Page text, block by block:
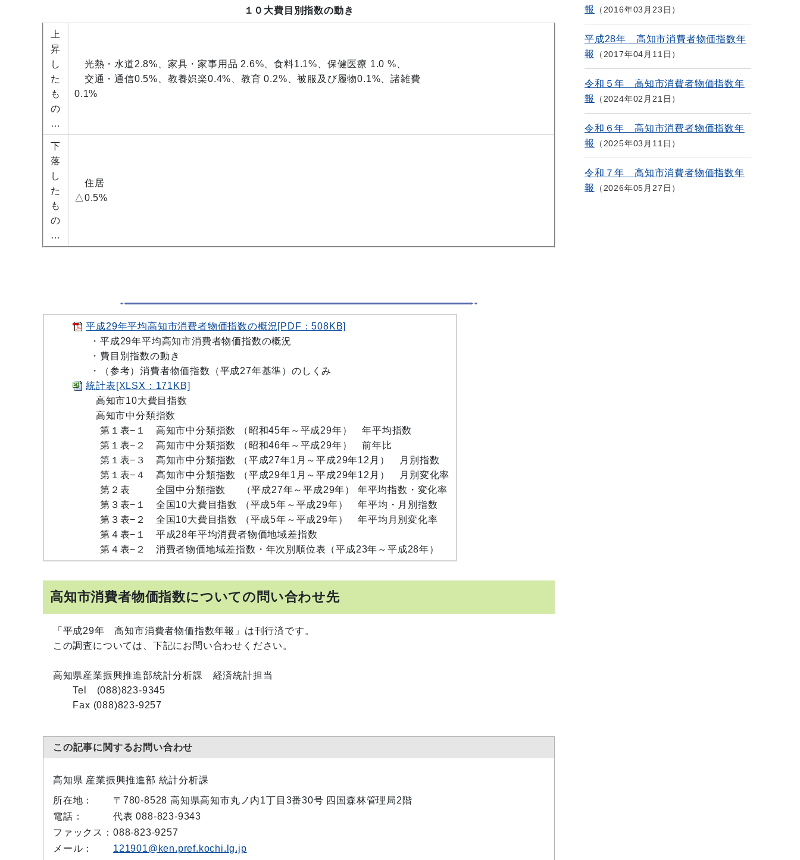
１０大費目別指数の動き
上
昇
し
た
も
の
…
光熱・水道2.8%、家具・家事用品 2.6%、食料1.1%、保健医療 1.0 %、
交通・通信0.5%、教養娯楽0.4%、教育 0.2%、被服及び履物0.1%、諸雑費
0.1%
下
落
し
た
も
の
…
住居
△0.5%
平成29年平均高知市消費者物価指数の概況[PDF：508KB]
・平成29年平均高知市消費者物価指数の概況
・費目別指数の動き
・（参考）消費者物価指数（平成27年基準）のしくみ
統計表[XLSX：171KB]
高知市10大費目指数
高知市中分類指数
第１表−１ 高知市中分類指数 （昭和45年～平成29年） 年平均指数
第１表−２ 高知市中分類指数 （昭和46年～平成29年） 前年比
第１表−３ 高知市中分類指数 （平成27年1月～平成29年12月） 月別指数
第１表−４ 高知市中分類指数 （平成29年1月～平成29年12月） 月別変化率
第２表 全国中分類指数 （平成27年～平成29年） 年平均指数・変化率
第３表−１ 全国10大費目指数 （平成5年～平成29年） 年平均・月別指数
第３表−２ 全国10大費目指数 （平成5年～平成29年） 年平均月別変化率
第４表−１ 平成28年平均消費者物価地域差指数
第４表−２ 消費者物価地域差指数・年次別順位表（平成23年～平成28年）
高知市消費者物価指数についての問い合わせ先
「平成29年 高知市消費者物価指数年報」は刊行済です。
この調査については、下記にお問い合わせください。
高知県産業振興推進部統計分析課 経済統計担当
Tel (088)823-9345
Fax (088)823-9257
この記事に関するお問い合わせ
高知県 産業振興推進部 統計分析課
所在地：
〒780-8528 高知県高知市丸ノ内1丁目3番30号 四国森林管理局2階
電話：
代表 088-823-9343
ファックス： 088-823-9257
メール：
121901@ken.pref.kochi.lg.jp
報
2016年03月23日
平成28年 高知市消費者物価指数年
報
2017年04月11日
令和５年 高知市消費者物価指数年
報
2024年02月21日
令和６年 高知市消費者物価指数年
報
2025年03月11日
令和７年 高知市消費者物価指数年
報
2026年05月27日